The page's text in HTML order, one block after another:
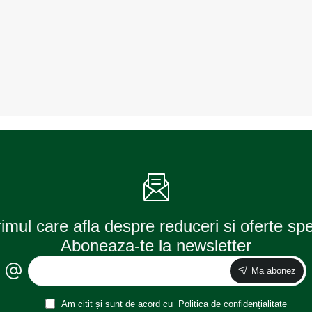
care afla despre reduceri si oferte
Aboneaza-te la newsletter
Ma abonez
Am citit și sunt de acord cu Politica de confidențialitate